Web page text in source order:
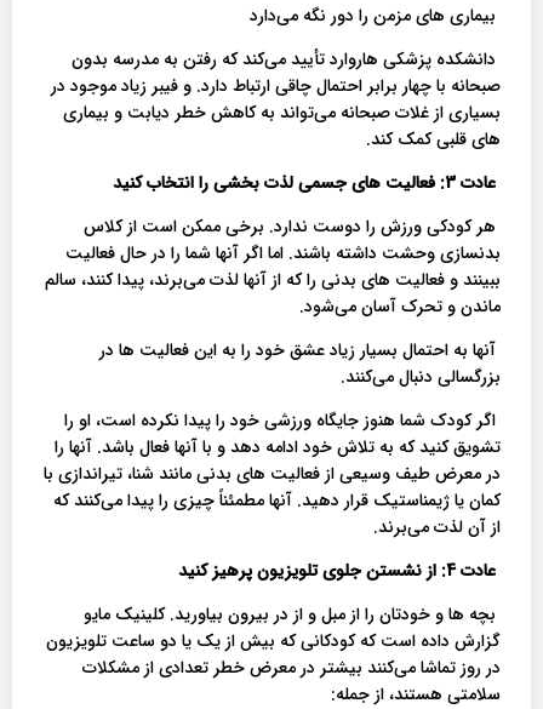
بیماری های مزمن را دور نگه می‌دارد
دانشکده پزشکی هاروارد تأیید می‌کند که رفتن به مدرسه بدون
صبحانه با چهار برابر احتمال چاقی ارتباط دارد. و فیبر زیاد موجود در
بسیاری از غلات صبحانه می‌تواند به کاهش خطر دیابت و بیماری
های قلبی کمک کند.
عادت 3: فعالیت های جسمی لذت بخشی را انتخاب کنید
هر کودکی ورزش را دوست ندارد. برخی ممکن است از کلاس
بدنسازی وحشت داشته باشند. اما اگر آنها شما را در حال فعالیت
ببینند و فعالیت های بدنی را که از آنها لذت می‌برند، پیدا کنند، سالم
ماندن و تحرک آسان می‌شود.
آنها به احتمال بسیار زیاد عشق خود را به این فعالیت ها در
بزرگسالی دنبال می‌کنند.
اگر کودک شما هنوز جایگاه ورزشی خود را پیدا نکرده است، او را
تشویق کنید که به تلاش خود ادامه دهد و با آنها فعال باشد. آنها را
در معرض طیف وسیعی از فعالیت های بدنی مانند شنا، تیراندازی با
کمان یا ژیمناستیک قرار دهید. آنها مطمئناً چیزی را پیدا می‌کنند که
از آن لذت می‌برند.
عادت 4: از نشستن جلوی تلویزیون پرهیز کنید
بچه ها و خودتان را از مبل و از در بیرون بیاورید. کلینیک مایو
گزارش داده است که کودکانی که بیش از یک یا دو ساعت تلویزیون
در روز تماشا می‌کنند بیشتر در معرض خطر تعدادی از مشکلات
سلامتی هستند، از جمله: